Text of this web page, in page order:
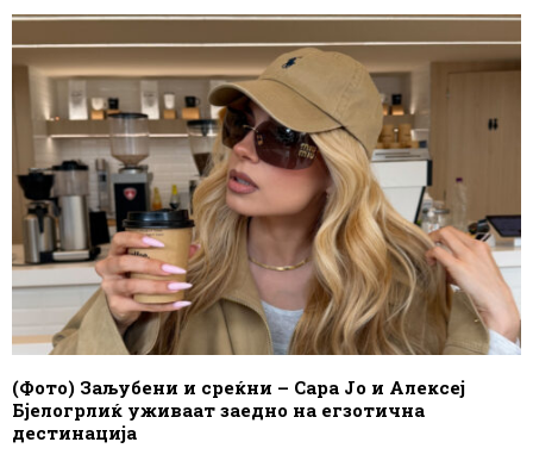
(Фото) Заљубени и среќни – Сара Јо и Алексеј
Бјелогрлиќ уживаат заедно на егзотична
дестинација